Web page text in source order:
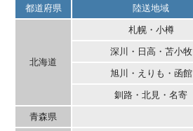
都道府県 陸送地域
北海道
札幌・小樽
深川・日高・苫小牧
旭川・えりも・函館
釧路・北見・名寄
青森県